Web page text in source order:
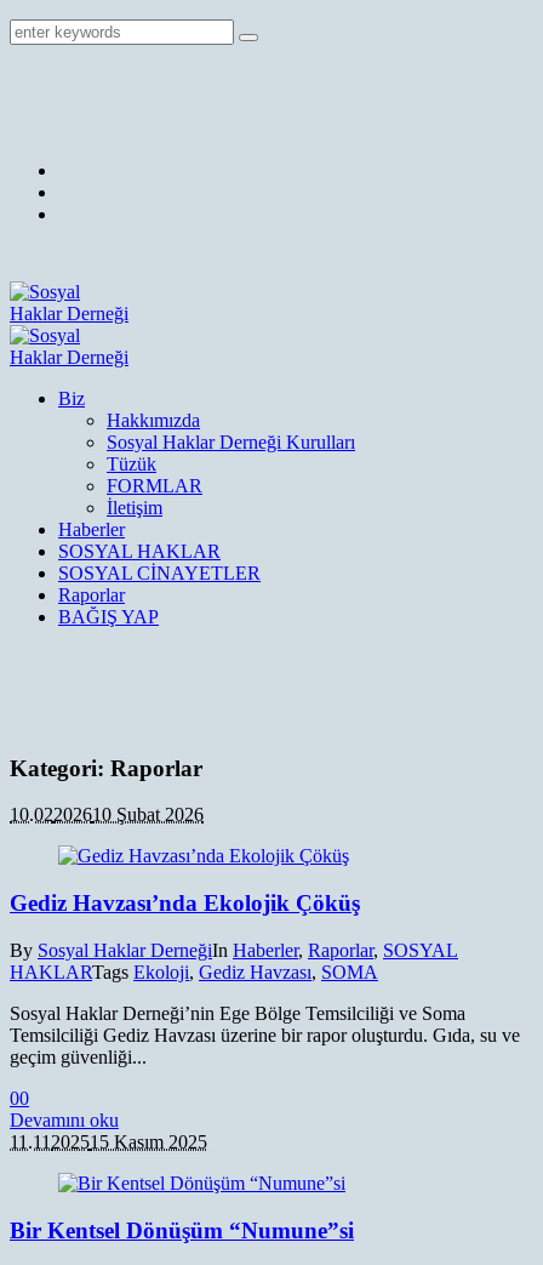
Biz
Hakkımızda
Sosyal Haklar Derneği Kurulları
Tüzük
FORMLAR
İletişim
Haberler
SOSYAL HAKLAR
SOSYAL CİNAYETLER
Raporlar
BAĞIŞ YAP
Kategori: Raporlar
10.02202610 Şubat 2026
Gediz Havzası’nda Ekolojik Çöküş
By Sosyal Haklar DerneğiIn Haberler, Raporlar, SOSYAL
HAKLARTags Ekoloji, Gediz Havzası, SOMA
Sosyal Haklar Derneği’nin Ege Bölge Temsilciliği ve Soma
Temsilciliği Gediz Havzası üzerine bir rapor oluşturdu. Gıda, su ve
geçim güvenliği...
00
Devamını oku
11.11 202515 Kasım 2025
Bir Kentsel Dönüşüm “Numune”si